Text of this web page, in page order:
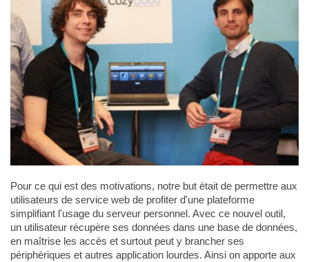
Pour ce qui est des motivations, notre but était de permettre aux
utilisateurs de service web de profiter d'une plateforme
simplifiant l'usage du serveur personnel. Avec ce nouvel outil,
un utilisateur récupère ses données dans une base de données,
en maîtrise les accès et surtout peut y brancher ses
périphériques et autres application lourdes. Ainsi on apporte aux